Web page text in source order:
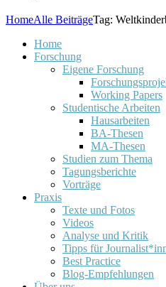
HomeAlle BeiträgeTag:
Home
Forschung
Eigene Forschung
Working Papers
Studentische Arbeiten
Hausarbeiten
BA-Thesen
MA-Thesen
Studien zum Thema
Tagungsberichte
Vorträge
Praxis
Texte und Fotos
Videos
Analyse und Kritik
Tipps für
Best Practice
Blog-Empfehlungen